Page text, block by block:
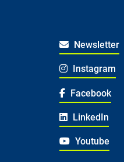
Newsletter
Instagram
Facebook
LinkedIn
Youtube